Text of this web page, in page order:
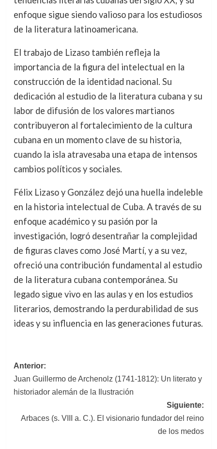
enfoque sigue siendo valioso para los estudiosos
de la literatura latinoamericana.
El trabajo de Lizaso también refleja la
importancia de la figura del intelectual en la
construcción de la identidad nacional. Su
dedicación al estudio de la literatura cubana y su
labor de difusión de los valores martianos
contribuyeron al fortalecimiento de la cultura
cubana en un momento clave de su historia,
cuando la isla atravesaba una etapa de intensos
cambios políticos y sociales.
Félix Lizaso y González dejó una huella indeleble
en la historia intelectual de Cuba. A través de su
enfoque académico y su pasión por la
investigación, logró desentrañar la complejidad
de figuras claves como José Martí, y a su vez,
ofreció una contribución fundamental al estudio
de la literatura cubana contemporánea. Su
legado sigue vivo en las aulas y en los estudios
literarios, demostrando la perdurabilidad de sus
ideas y su influencia en las generaciones futuras.
Navegación
de
Anterior:
Juan Guillermo de Archenolz (1741-1812): Un literato y
historiador alemán de la Ilustración
Siguiente:
Arbaces (s. VIII a. C.). El visionario fundador del reino
de los medos